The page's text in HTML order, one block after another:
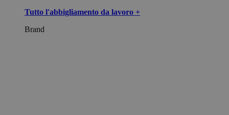
Tutto l'abbigliamento da lavoro +
Brand